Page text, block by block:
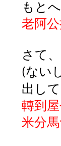
もと
老阿
さて
(ない
出し
轉到
米分馬